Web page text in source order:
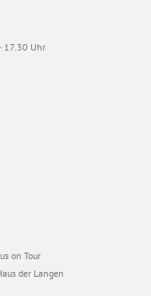
17.30 Uhr
on Tour
der Langen